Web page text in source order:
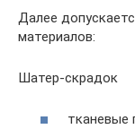
Далее
материалов:
Шатер-скрадок
тканевые